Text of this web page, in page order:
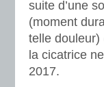
suite d’une
(moment
telle
la cicatrice
2017.